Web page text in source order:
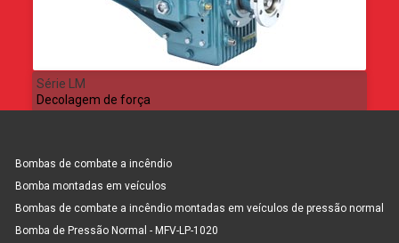
Série LM
Decolagem de força
Bombas de combate a incêndio
Bomba montadas em veículos
Bombas de combate a incêndio montadas em veículos de pressão normal
Bomba de Pressão Normal - MFV-LP-1020